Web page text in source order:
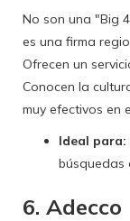
No son una "Big
es una firma
Ofrecen un
Conocen la
muy efectivos en
Ideal para:
búsquedas
6.